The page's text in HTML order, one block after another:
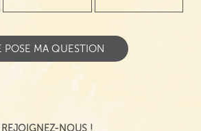
REJOIGNEZ-NOUS !